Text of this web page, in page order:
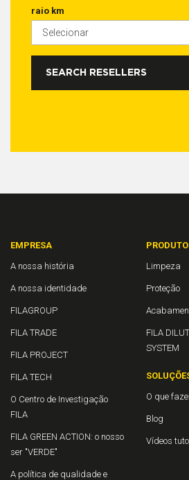
raio km
SEARCH RESELLERS
EMPRESA
A nossa história
A nossa identidade
FILAGROUP
FILA TRADE
FILA PROJECT
FILA TECH
O Centro de Investigação
FILA
FILA GREEN ACTION: o nosso
ser "VERDE"
A política de qualidade e
Limpeza
Proteção
FILA
SYSTEM
O que
Blog
Vídeos